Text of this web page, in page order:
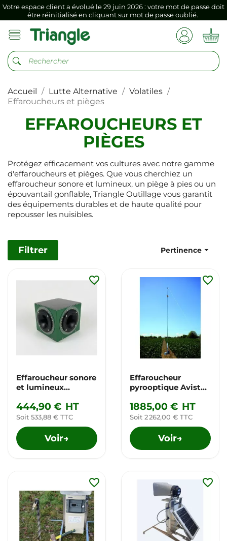
Si vous aviez mémorisé votre précédent mot de passe dans votre
navigateur internet, il doit être réenregistré à la première connexion
vers votre nouvel espace client.
Votre espace client a évolué le 29 juin 2026 : votre mot de passe doit
être réinitialisé en cliquant sur mot de passe oublié.
Si vous aviez mémorisé votre précédent mot de passe dans votre
navigateur internet, il doit être réenregistré à la première connexion
Accueil Lutte Alternative
Volatiles
Effaroucheurs et pièges
EFFAROUCHEURS ET
PIÈGES
Protégez efficacement vos cultures avec notre gamme
d'effaroucheurs et pièges. Que vous cherchiez un
effaroucheur sonore et lumineux, un piège à pies ou un
épouvantail gonflable, Triangle Outillage vous garantit
des équipements durables et de haute qualité pour
repousser les nuisibles.
Filtrer Pertinence
Effaroucheur sonore
et lumineux
444,90 € HT
Soit 533,88 € TTC
Voir→
favorite_border
Effaroucheur
pyrooptique Avistop
1885,00 € HT
Soit 2 262,00 € TTC
Voir→
favorite_border
favorite_border favorite_border